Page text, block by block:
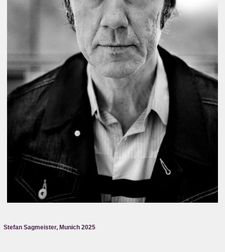
Stefan Sagmeister, Munich 2025